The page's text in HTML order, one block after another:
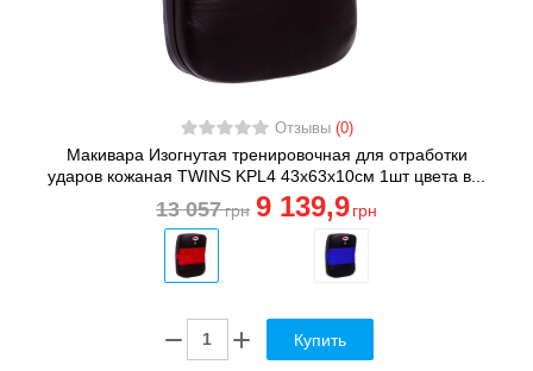
Отзывы (0)
Макивара Изогнутая тренировочная для отработки
ударов кожаная TWINS KPL4 43х63х10см 1шт цвета в...
13 057грн 9 139,9 грн
Купить